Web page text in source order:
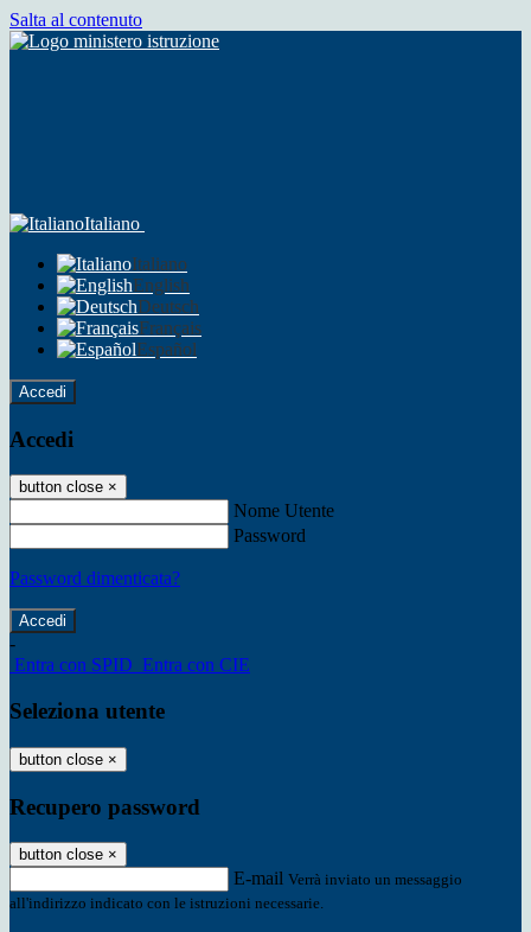
Salta al contenuto
Italiano
Italiano
English
Deutsch
Français
Español
Accedi
Accedi
button close ×
Nome Utente
Password
Password dimenticata?
-
Entra con SPID Entra con CIE
Seleziona utente
button close ×
Recupero password
button close ×
E-mail Verrà inviato un messaggio
all'indirizzo indicato con le istruzioni necessarie.